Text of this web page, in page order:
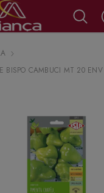
BISPO CAMBUCI MT 20